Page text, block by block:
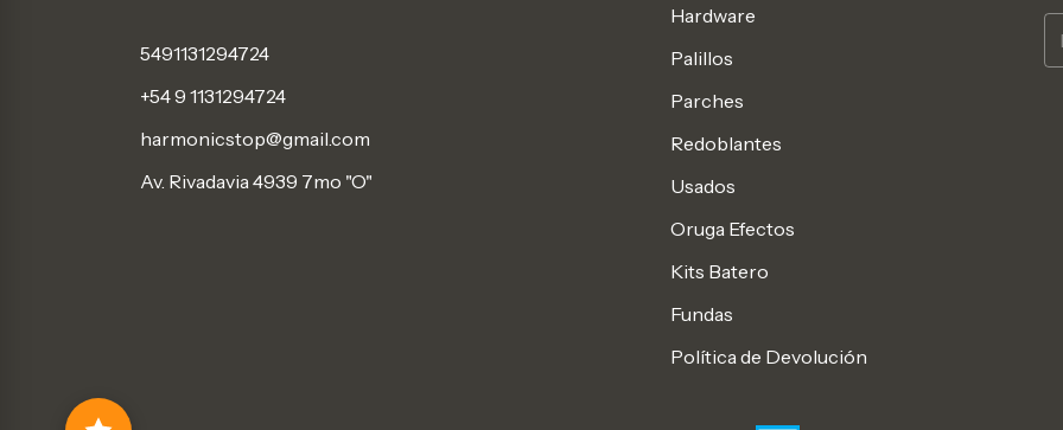
5491131294724
+54 9 1131294724
harmonicstop@gmail.com
Av. Rivadavia 4939 7mo "O"
Hardware
Palillos
Parches
Redoblantes
Usados
Oruga Efectos
Kits Batero
Fundas
Política de Devolución